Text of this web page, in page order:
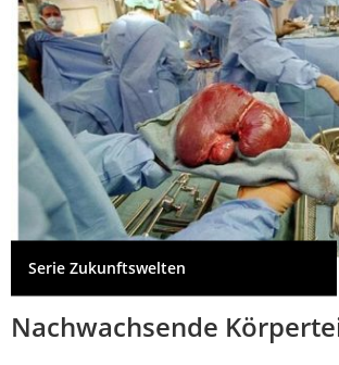
Serie Zukunftswelten
Nachwachsende